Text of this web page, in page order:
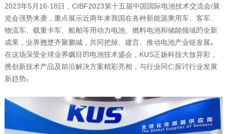
2023年5 月 16-18日， CIBF2023第十五届中国国际电池技术交流会/展
览会强势来袭，重点展示近两年来我国在各种新能源乘用车、客车、
物流车、载重卡车、船舶等用动力电池、燃料电池和储能领域的全新
成果，业界翘楚齐聚鹏城，共同把脉、建言、推动电池产业链发展。
在这场深受全球业界瞩目的电池技术盛会， KUS正扬科技大放异彩，
携创新技术产品及前沿解决方案精彩亮相，与行业同仁探讨行业发展
新趋势。